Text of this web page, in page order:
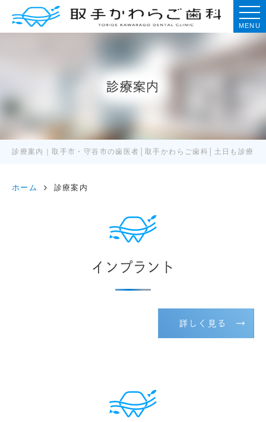
MENU
診療案内
診療案内｜取手市・守谷市の歯医者│取手かわらご歯科│土日も診療
ホーム 診療案内
インプラント
詳しく見る